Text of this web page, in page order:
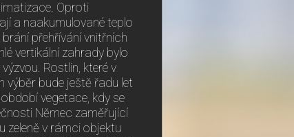
Oproti
a naakumulované teplo
přehřívání vnitřních
vertikální zahrady bylo
Rostlin, které v
výběr bude ještě řadu let
vegetace, kdy se
Němec zaměřující
zeleně v rámci objektu